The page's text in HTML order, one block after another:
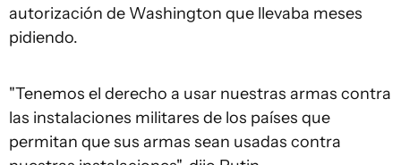
autorización de Washington que llevaba meses
pidiendo.
"Tenemos el derecho a usar nuestras armas contra
las instalaciones militares de los países que
permitan que sus armas sean usadas contra